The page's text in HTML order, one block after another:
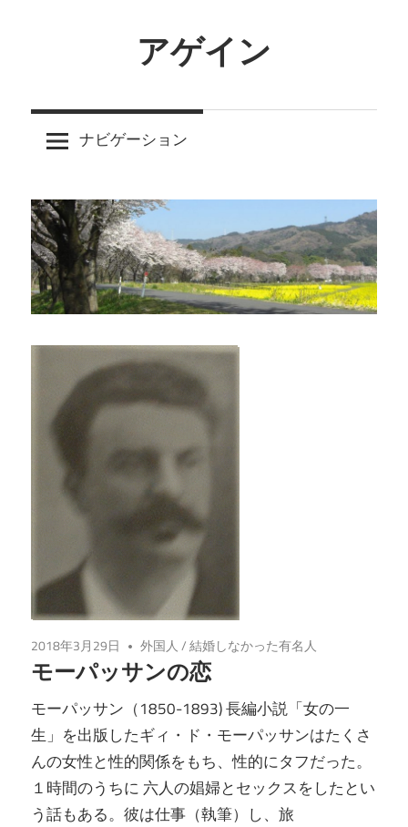
ツ
キ
ッ
プ
アゲイン
と
人
生、
ス
キ
ン
ナビゲーション
2018年3月29日 外国人 /結婚しなかった有名人
モーパッサンの恋
モーパッサン（1850-1893) 長編小説「女の一
生」を出版したギィ・ド・モーパッサンはたくさ
んの女性と性的関係をもち、性的にタフだった。
１時間のうちに 六人の娼婦とセックスをしたとい
う話もある。彼は仕事（執筆）し、旅